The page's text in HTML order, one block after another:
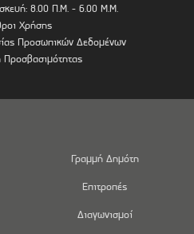
8.00 Π.Μ. - 6.00 Μ.Μ.
Χρήσης
Προσωπικών Δεδομένων
Γραμμή Δημότη
Επιτροπές
Διαγωνισμοί